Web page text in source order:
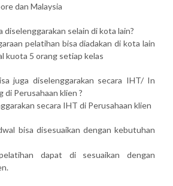
dan Malaysia
diselenggarakan selain di kota lain?
pelatihan bisa diadakan di kota lain
kuota 5 orang setiap kelas
juga diselenggarakan secara IHT/ In
di Perusahaan klien ?
secara IHT di Perusahaan klien
bisa disesuaikan dengan kebutuhan
dapat di sesuaikan dengan